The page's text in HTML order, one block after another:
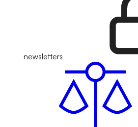
newsletters